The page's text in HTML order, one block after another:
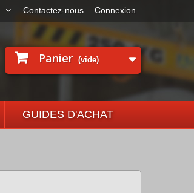
Connexion
Contactez-nous
Panier (vide)
GUIDES D'ACHAT